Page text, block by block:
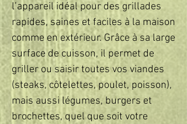
l’appareil idéal pour des grillades
rapides, saines et faciles à la maison
comme en extérieur. Grâce à sa large
surface de cuisson, il permet de
griller ou saisir toutes vos viandes
(steaks, côtelettes, poulet, poisson),
mais aussi légumes, burgers et
brochettes, quel que soit votre